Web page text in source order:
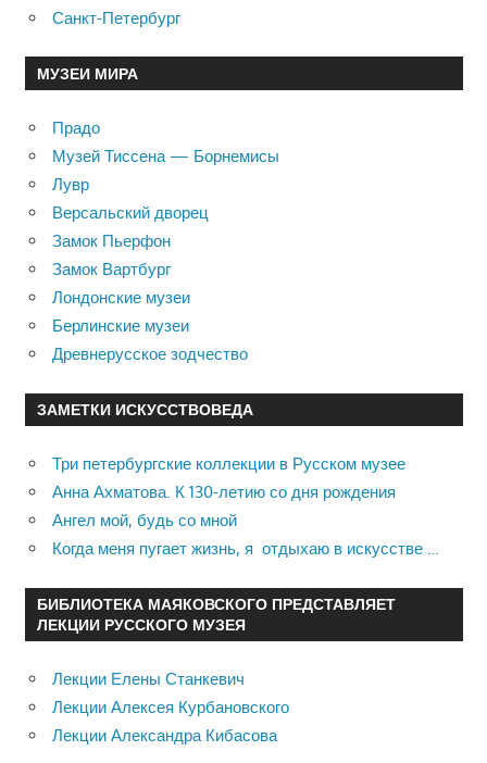
Санкт-Петербург
МУЗЕИ МИРА
Прадо
Музей Тиссена — Борнемисы
Лувр
Версальский дворец
Замок Пьерфон
Замок Вартбург
Лондонские музеи
Берлинские музеи
Древнерусское зодчество
ЗАМЕТКИ ИСКУССТВОВЕДА
Три петербургские коллекции в Русском музее
Анна Ахматова. К 130-летию со дня рождения
Ангел мой, будь со мной
Когда меня пугает жизнь, я отдыхаю в искусстве …
БИБЛИОТЕКА МАЯКОВСКОГО ПРЕДСТАВЛЯЕТ
ЛЕКЦИИ РУССКОГО МУЗЕЯ
Лекции Елены Станкевич
Лекции Алексея Курбановского
Лекции Александра Кибасова